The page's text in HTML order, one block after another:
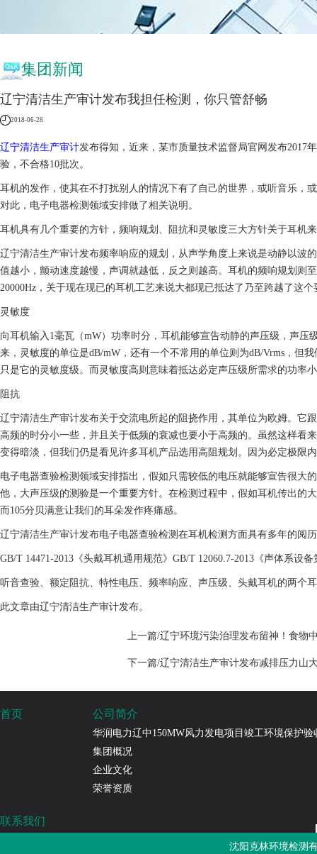
集团新闻
辽宁清洁生产审计发布我担任检测，你只管舒畅
2018-06-28
辽宁清洁生产审计发布得知，近来，某市质量技术监督局官网发布2017
验，不合格10批次。
耳机的发作，使其在不打扰别人的情况下有了自己的世界，或听音乐，
对此，电子电器检测领域安排做了相关说明。
耳机具有几个重要的方针，频响规划、阻抗和灵敏度三大方针关于耳机
辽宁清洁生产审计发布频率响应的规划，从声学角度上来说是动静以波
值越小，颤动速度越慢，声调就越低，反之则越高。耳机的频响规划则
20000Hz，关于现在现已的耳机工艺来说大都现已抵达了乃至跨越了这个
灵敏度
向耳机输入1毫瓦（mW）功率时分，耳机能够宣告动静的声压级，声
来，灵敏度的单位是dB/mW，还有一个不常用的单位则为dB/Vrms，但
只是它的灵敏度级。而灵敏度高则意味着抵达必定声压级所需求的功率
阻抗
辽宁清洁生产审计发布关于交流电所起的阻挠作用，其单位为欧姆。它
高频的时分小一些，并且关于低频的衰减也要小于高频的。虽然这样看
变得暗淡，但我们仍是看见许多耳机产品选用高阻规划。因为必定极限
电子电器查验检测领域安排指出，假如只需较低的电压就能够宣告很大
他，大声压级的测验是一个重要方针。在检测过程中，假如耳机传出的
而105分贝满意让我们的耳朵发作疼痛感。
辽宁清洁生产审计发布电子电器查验检测在耳机检测方面具有多年的阅
GB/T 14471-2013《头戴耳机通用规范》 GB/T 12060.7-2013《声体系设
听音查验、额定阻抗、特性电压、频率响应、声压级、头戴耳机的两个
此文章由辽宁清洁生产审计发布。
上一篇/辽宁环境污染治理发布留神！食物
下一篇/辽宁清洁生产审计发布减排压力山
首页 公司简介
华润电力辽中150MW风力发电项目竣工环境保护验
集团概况
企业文化
荣誉资质
联系我们
沈阳克林环境检测